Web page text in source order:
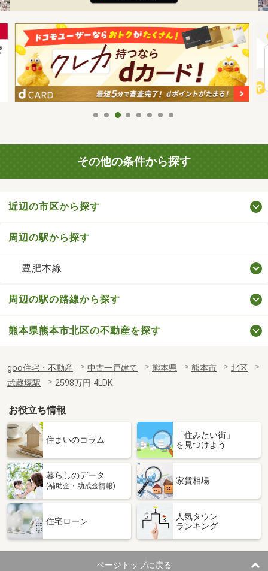
その他の条件から探す
近辺の市区から探す
周辺の駅から探す
豊肥本線
周辺の駅の路線から探す
熊本県熊本市北区の不動産を探す
goo住宅・不動産 中古一戸建て 熊本県 熊本市
北区
武蔵塚駅
2598万円 4LDK
お役立ち情報
住まいのコラム
「住みたい街」
を見つけよう
暮らしのデータ
(補助金・助成金情報)
家賃相場
住宅ローン
人気タウン
ランキング
ページトップに戻る